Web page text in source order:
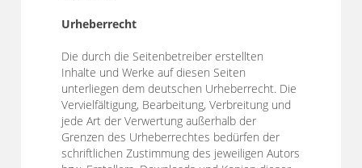
Urheberrecht
Die durch die Seitenbetreiber erstellten
Inhalte und Werke auf diesen Seiten
unterliegen dem deutschen Urheberrecht. Die
Vervielfältigung, Bearbeitung, Verbreitung und
jede Art der Verwertung außerhalb der
Grenzen des Urheberrechtes bedürfen der
schriftlichen Zustimmung des jeweiligen Autors